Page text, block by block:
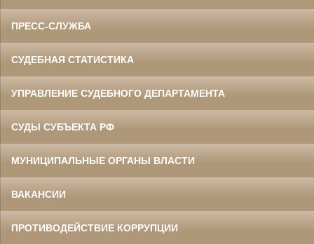
ПРЕСС-СЛУЖБА
СУДЕБНАЯ СТАТИСТИКА
УПРАВЛЕНИЕ СУДЕБНОГО ДЕПАРТАМЕНТА
СУДЫ СУБЪЕКТА РФ
МУНИЦИПАЛЬНЫЕ ОРГАНЫ ВЛАСТИ
ВАКАНСИИ
ПРОТИВОДЕЙСТВИЕ КОРРУПЦИИ